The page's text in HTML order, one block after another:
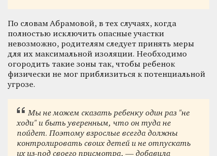
По словам Абрамовой, в тех случаях, когда
полностью исключить опасные участки
невозможно, родителям следует принять меры
для их максимальной изоляции. Необходимо
огородить такие зоны так, чтобы ребенок
физически не мог приблизиться к потенциальной
угрозе.
Мы не можем сказать ребенку один раз "не
ходи" и быть уверенным, что он туда не
пойдет. Поэтому взрослые всегда должны
контролировать своих детей и не отпускать
их из-под своего присмотра, — добавила